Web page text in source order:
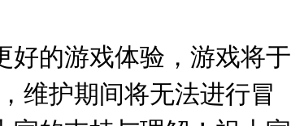
好的游戏体验，游戏将于
维护期间将无法进行冒